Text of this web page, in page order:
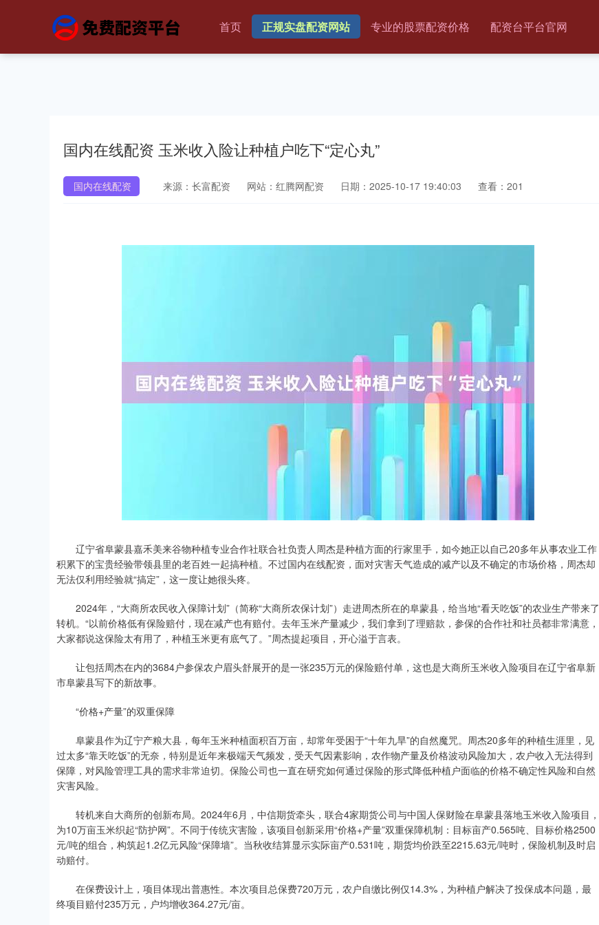
首页 正规实盘配资网站 专业的股票配资价格 配资台平台官网
国内在线配资 玉米收入险让种植户吃下“定心丸”
国内在线配资 来源：长富配资 网站：红腾网配资 日期：2025-10-17 19:40:03 查看：201
辽宁省阜蒙县嘉禾美来谷物种植专业合作社联合社负责人周杰是种植方面的行家里手，如今她正以自己20多年从事农业工作
积累下的宝贵经验带领县里的老百姓一起搞种植。不过国内在线配资，面对灾害天气造成的减产以及不确定的市场价格，周杰却
无法仅利用经验就“搞定”，这一度让她很头疼。
2024年，“大商所农民收入保障计划”（简称“大商所农保计划”）走进周杰所在的阜蒙县，给当地“看天吃饭”的农业生产带来了
转机。“以前价格低有保险赔付，现在减产也有赔付。去年玉米产量减少，我们拿到了理赔款，参保的合作社和社员都非常满意，
大家都说这保险太有用了，种植玉米更有底气了。”周杰提起项目，开心溢于言表。
让包括周杰在内的3684户参保农户眉头舒展开的是一张235万元的保险赔付单，这也是大商所玉米收入险项目在辽宁省阜新
市阜蒙县写下的新故事。
“价格+产量”的双重保障
阜蒙县作为辽宁产粮大县，每年玉米种植面积百万亩，却常年受困于“十年九旱”的自然魔咒。周杰20多年的种植生涯里，见
过太多“靠天吃饭”的无奈，特别是近年来极端天气频发，受天气因素影响，农作物产量及价格波动风险加大，农户收入无法得到
保障，对风险管理工具的需求非常迫切。保险公司也一直在研究如何通过保险的形式降低种植户面临的价格不确定性风险和自然
灾害风险。
转机来自大商所的创新布局。2024年6月，中信期货牵头，联合4家期货公司与中国人保财险在阜蒙县落地玉米收入险项目，
为10万亩玉米织起“防护网”。不同于传统灾害险，该项目创新采用“价格+产量”双重保障机制：目标亩产0.565吨、目标价格2500
元/吨的组合，构筑起1.2亿元风险“保障墙”。当秋收结算显示实际亩产0.531吨，期货均价跌至2215.63元/吨时，保险机制及时启
动赔付。
在保费设计上，项目体现出普惠性。本次项目总保费720万元，农户自缴比例仅14.3%，为种植户解决了投保成本问题，最
终项目赔付235万元，户均增收364.27元/亩。